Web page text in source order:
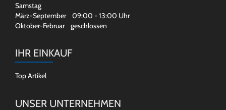
Samstag
März-September 09:00 - 13:00 Uhr
Oktober-Februar geschlossen
IHR EINKAUF
Top Artikel
UNSER UNTERNEHMEN